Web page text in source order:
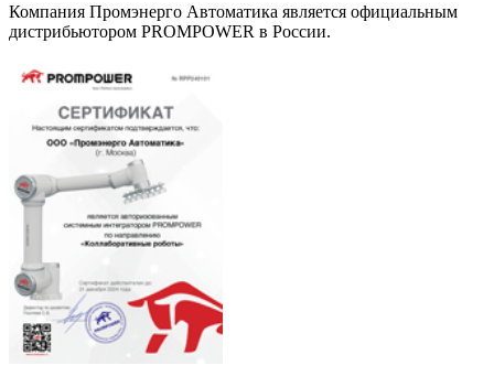
Компания Промэнерго Автоматика является официальным
дистрибьютором PROMPOWER в России.